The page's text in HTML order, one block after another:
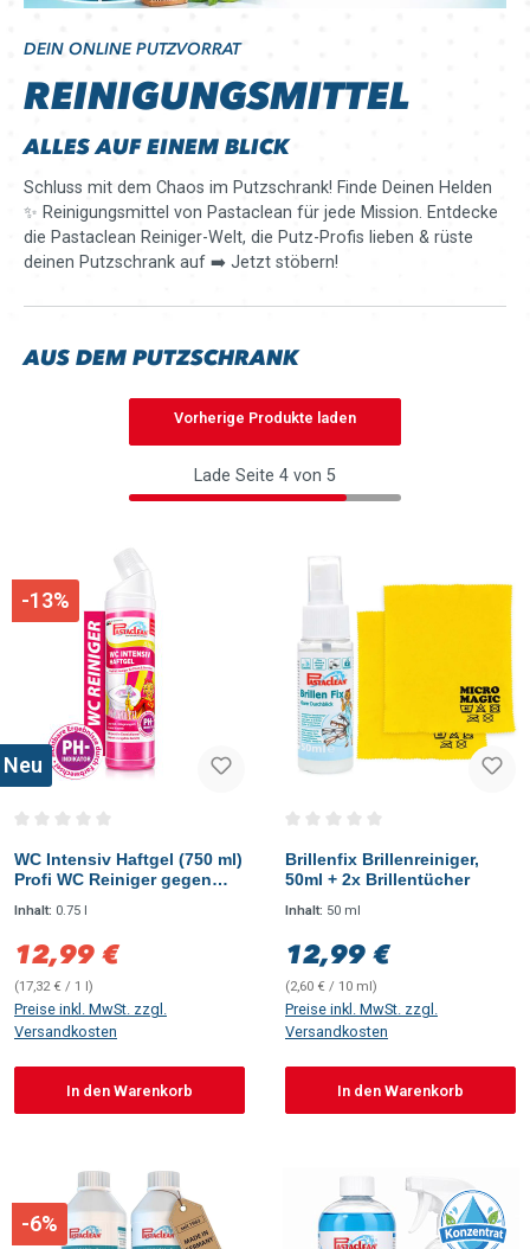
DEIN ONLINE PUTZVORRAT
REINIGUNGSMITTEL
ALLES AUF EINEM BLICK
Schluss mit dem Chaos im Putzschrank! Finde Deinen Helden
✨ Reinigungsmittel von Pastaclean für jede Mission. Entdecke
die Pastaclean Reiniger-Welt, die Putz-Profis lieben & rüste
deinen Putzschrank auf ➡️ Jetzt stöbern!
AUS DEM PUTZSCHRANK
Vorherige Produkte laden
Lade Seite 4 von 5
-13%
Neu
WC Intensiv Haftgel (750 ml)
Profi WC Reiniger gegen
Farbwechsel-Aktiv-Formel
Inhalt: 0.75 l
Verkaufspreis:
12,99 €
(17,32 € / 1 l)
Preise inkl. MwSt. zzgl.
Versandkosten
In den Warenkorb
Brillenfix Brillenreiniger,
50ml + 2x Brillentücher
Inhalt: 50 ml
Regulärer Preis:
12,99 €
(2,60 € / 10 ml)
Preise inkl. MwSt. zzgl.
Versandkosten
In den Warenkorb
-6%